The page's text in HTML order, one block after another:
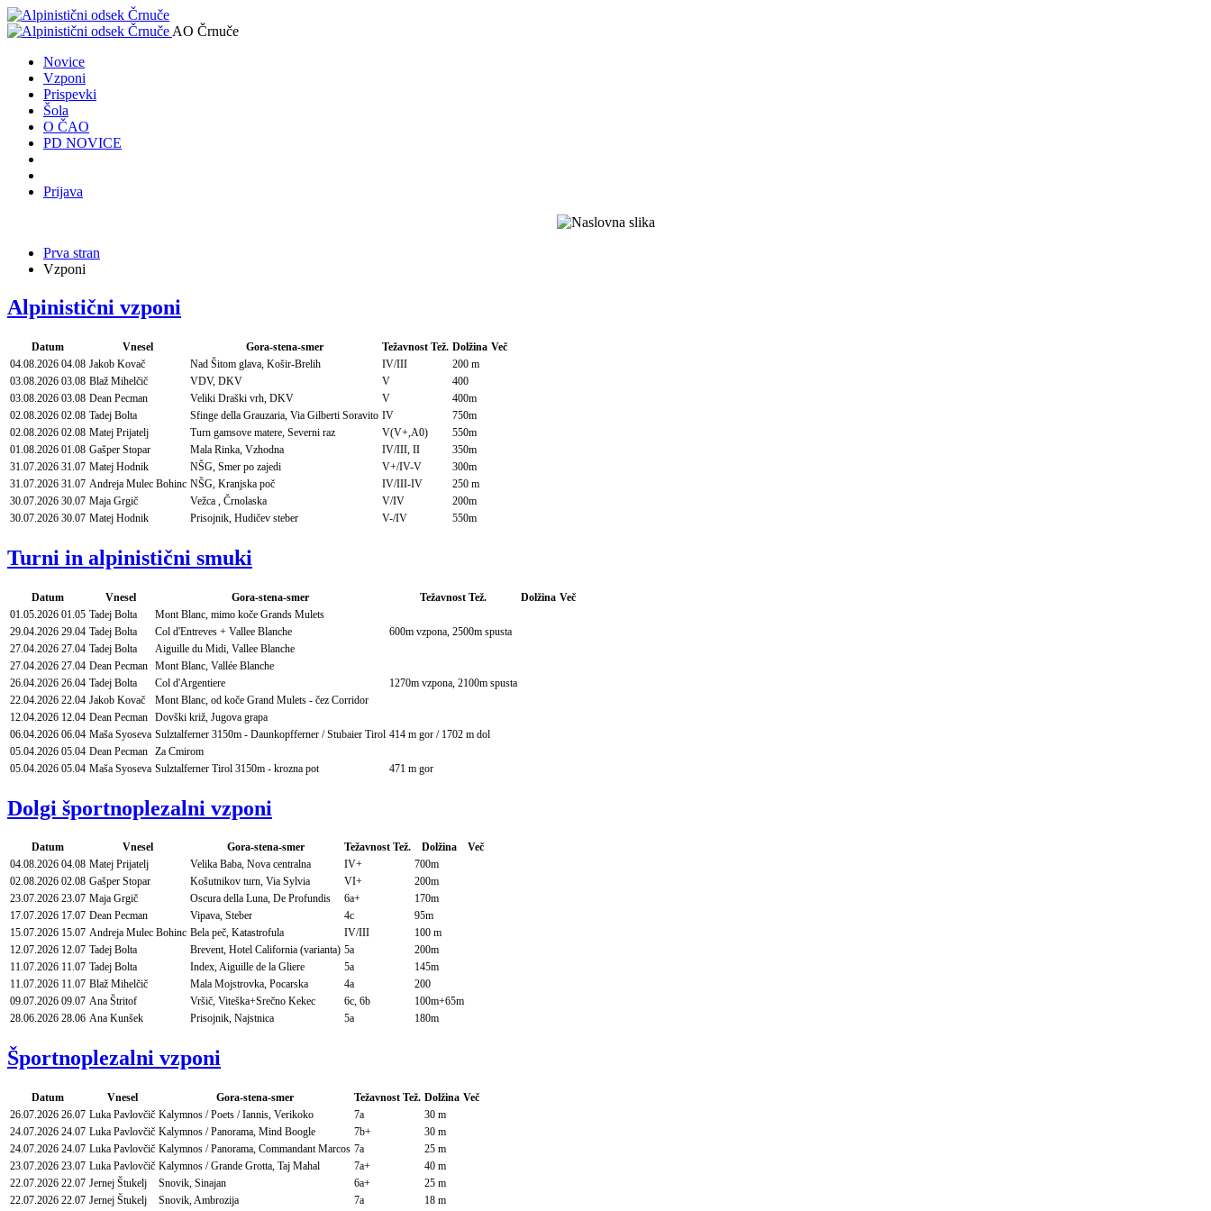
AO Črnuče
Novice
Vzponi
Prispevki
Šola
O ČAO
PD NOVICE
Prijava
Prva stran
Vzponi
Alpinistični vzponi
Datum Vnesel Gora-stena-smer Težavnost Tež. Dolžina Več
04.08.2026 04.08 Jakob Kovač Nad Šitom glava, Košir-Brelih IV/III
200 m
03.08.2026 03.08 Blaž Mihelčič VDV, DKV V
400
03.08.2026 03.08 Dean Pecman Veliki Draški vrh, DKV V
400m
02.08.2026 02.08 Tadej Bolta Sfinge della Grauzaria, Via Gilberti Soravito IV
750m
02.08.2026 02.08 Matej Prijatelj Turn gamsove matere, Severni raz V(V+,A0)
550m
01.08.2026 01.08 Gašper Stopar Mala Rinka, Vzhodna IV/III, II
350m
31.07.2026 31.07 Matej Hodnik NŠG, Smer po zajedi V+/IV-V
300m
31.07.2026 31.07 Andreja Mulec Bohinc NŠG, Kranjska poč IV/III-IV
250 m
30.07.2026 30.07 Maja Grgič Vežca , Črnolaska V/IV
200m
30.07.2026 30.07 Matej Hodnik Prisojnik, Hudičev steber V-/IV 550m
Turni in alpinistični smuki
Datum Vnesel Gora-stena-smer Težavnost Tež. Dolžina Več
01.05.2026 01.05 Tadej Bolta
Mont Blanc, mimo koče Grands Mulets
29.04.2026 29.04 Tadej Bolta Col d'Entreves + Vallee Blanche
600m vzpona, 2500m spusta
27.04.2026 27.04 Tadej Bolta
Aiguille du Midi, Vallee Blanche
27.04.2026 27.04 Dean Pecman Mont Blanc, Vallée Blanche
26.04.2026 26.04 Tadej Bolta Col d'Argentiere
1270m vzpona, 2100m spusta
22.04.2026 22.04 Jakob Kovač
Mont Blanc, od koče Grand Mulets - čez Corridor
12.04.2026 12.04 Dean Pecman Dovški križ, Jugova grapa
06.04.2026 06.04 Maša Syoseva Sulztalferner 3150m - Daunkopfferner / Stubaier Tirol 414 m gor / 1702 m dol
05.04.2026 05.04 Dean Pecman
Za Cmirom
05.04.2026 05.04 Maša Syoseva Sulztalferner Tirol 3150m - krozna pot 471 m gor
Dolgi športnoplezalni vzponi
Datum Vnesel Gora-stena-smer Težavnost Tež. Dolžina
Več
04.08.2026 04.08 Matej Prijatelj Velika Baba, Nova centralna IV+
700m
02.08.2026 02.08 Gašper Stopar Košutnikov turn, Via Sylvia VI+
200m
23.07.2026 23.07 Maja Grgič Oscura della Luna, De Profundis 6a+
170m
17.07.2026 17.07 Dean Pecman Vipava, Steber 4c
95m
15.07.2026 15.07 Andreja Mulec Bohinc Bela peč, Katastrofula IV/III
100 m
12.07.2026 12.07 Tadej Bolta Brevent, Hotel California (varianta) 5a
200m
11.07.2026 11.07 Tadej Bolta Index, Aiguille de la Gliere 5a
145m
11.07.2026 11.07 Blaž Mihelčič Mala Mojstrovka, Pocarska 4a
200
09.07.2026 09.07 Ana Štritof Vršič, Viteška+Srečno Kekec 6c, 6b
100m+65m
28.06.2026 28.06 Ana Kunšek Prisojnik, Najstnica 5a 180m
Športnoplezalni vzponi
Datum Vnesel Gora-stena-smer Težavnost Tež. Dolžina Več
26.07.2026 26.07 Luka Pavlovčič Kalymnos / Poets / Iannis, Verikoko 7a
30 m
24.07.2026 24.07 Luka Pavlovčič Kalymnos / Panorama, Mind Boogle 7b+
30 m
24.07.2026 24.07 Luka Pavlovčič Kalymnos / Panorama, Commandant Marcos 7a
25 m
23.07.2026 23.07 Luka Pavlovčič Kalymnos / Grande Grotta, Taj Mahal 7a+
40 m
22.07.2026 22.07 Jernej Štukelj Snovik, Sinajan 6a+
25 m
22.07.2026 22.07 Jernej Štukelj Snovik, Ambrozija 7a 18 m